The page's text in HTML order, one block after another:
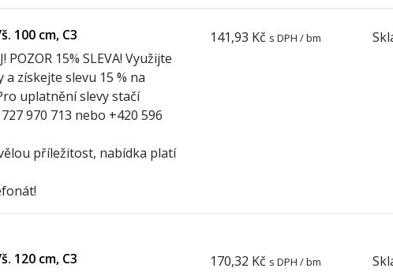
100 cm, C3
POZOR 15% SLEVA! Využijte
získejte slevu 15 % na
uplatnění slevy stačí
970 713 nebo +420 596
příležitost, nabídka platí
141,93 Kč s DPH / bm
120 cm, C3
170,32 Kč s DPH / bm